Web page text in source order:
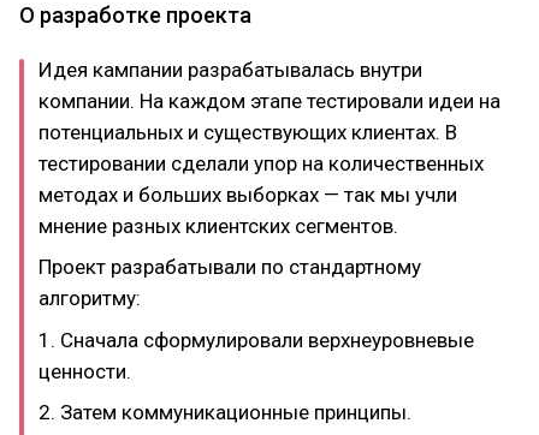
О разработке проекта
Идея кампании разрабатывалась внутри
компании. На каждом этапе тестировали идеи на
потенциальных и существующих клиентах. В
тестировании сделали упор на количественных
методах и больших выборках — так мы учли
мнение разных клиентских сегментов.
Проект разрабатывали по стандартному
алгоритму:
1. Сначала сформулировали верхнеуровневые
ценности.
2. Затем коммуникационные принципы.